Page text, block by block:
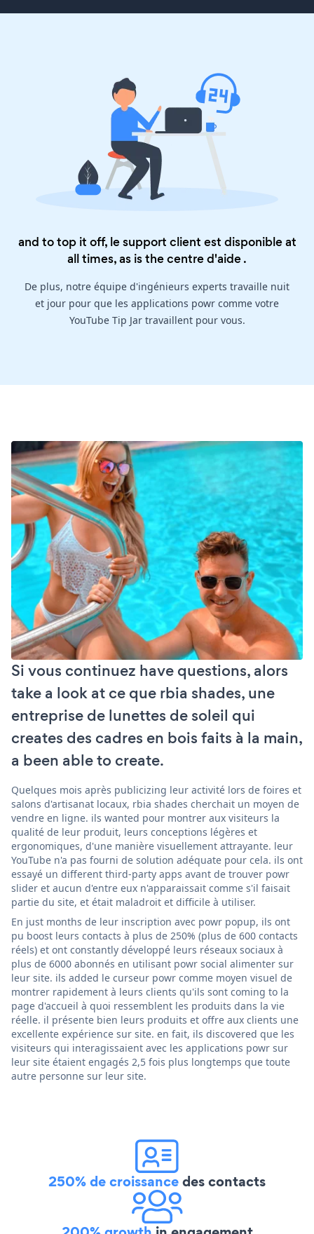
and to top it off, le support client est disponible at
all times, as is thecentre d'aide.
De plus, notre équipe d'ingénieurs experts travaille nuit
et jour pour que les applications powr comme votre
YouTube Tip Jar travaillent pour vous.
Si vous continuez have questions, alors
take a look at ce que rbia shades, une
entreprise de lunettes de soleil qui
creates des cadres en bois faits à la main,
a been able to create.
Quelques mois après publicizing leur activité lors de foires et
salons d'artisanat locaux, rbia shades cherchait un moyen de
vendre en ligne. ils wanted pour montrer aux visiteurs la
qualité de leur produit, leurs conceptions légères et
ergonomiques, d'une manière visuellement attrayante. leur
YouTube n'a pas fourni de solution adéquate pour cela. ils ont
essayé un different third-party apps avant de trouver powr
slider et aucun d'entre eux n'apparaissait comme s'il faisait
partie du site, et était maladroit et difficile à utiliser.
En just months de leur inscription avec powr popup, ils ont
pu boost leurs contacts à plus de 250% (plus de 600 contacts
réels) et ont constantly développé leurs réseaux sociaux à
plus de 6000 abonnés en utilisant powr social alimenter sur
leur site. ils added le curseur powr comme moyen visuel de
montrer rapidement à leurs clients qu'ils sont coming to la
page d'accueil à quoi ressemblent les produits dans la vie
réelle. il présente bien leurs produits et offre aux clients une
excellente expérience sur site. en fait, ils discovered que les
visiteurs qui interagissaient avec les applications powr sur
leur site étaient engagés 2,5 fois plus longtemps que toute
autre personne sur leur site.
250% de croissancedes contacts